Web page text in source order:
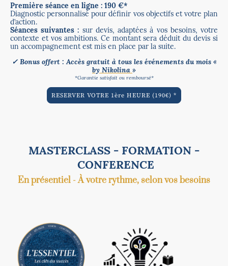
Première séance en ligne : 190 €*
Diagnostic personnalisé pour définir vos objectifs et votre plan
d’action.
Séances suivantes : sur devis, adaptées à vos besoins, votre
contexte et vos ambitions. Ce montant sera déduit du devis si
un accompagnement est mis en place par la suite.
✓ Bonus offert : Accès gratuit à tous les événements du mois «
by Nikolina »
*Garantie satisfait ou remboursé*
RESERVER VOTRE 1ère HEURE (190€) *
MASTERCLASS - FORMATION -
CONFERENCE
En présentiel - À votre rythme, selon vos besoins